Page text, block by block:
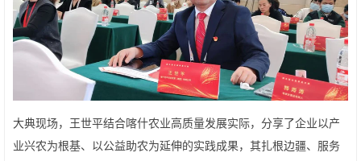
大典现场，王世平结合喀什农业高质量发展实际，分享了企业以产
业兴农为根基、以公益助农为延伸的实践成果，其扎根边疆、服务